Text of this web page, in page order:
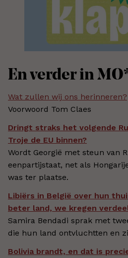
En verder in
Wat zullen wij ons herinneren?
Voorwoord Tom Claes
Dringt straks het volgende
Troje de EU binnen?
Wordt Georgië met steun van
eenpartijstaat, net als
was ter plaatse.
Libiërs in België over hun
beter land, we kregen
Samira Bendadi sprak met
die hun land ontvluchtten en
Bolivia brandt, en dat is